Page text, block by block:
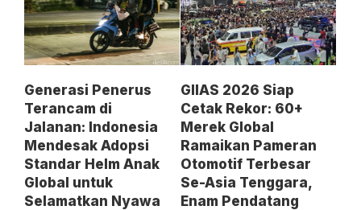
Generasi Penerus
Terancam di
Jalanan: Indonesia
Mendesak Adopsi
Standar Helm Anak
Global untuk
Selamatkan Nyawa
GIIAS 2026 Siap
Cetak Rekor: 60+
Merek Global
Ramaikan Pameran
Otomotif Terbesar
Se-Asia Tenggara,
Enam Pendatang